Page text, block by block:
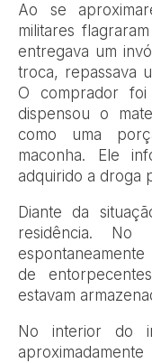
Ao se
militares
entregava um
troca, repassava
O comprador
dispensou o
como uma
maconha. Ele
adquirido a droga
Diante da
residência. No
de
estavam
No interior do
aproximadamente